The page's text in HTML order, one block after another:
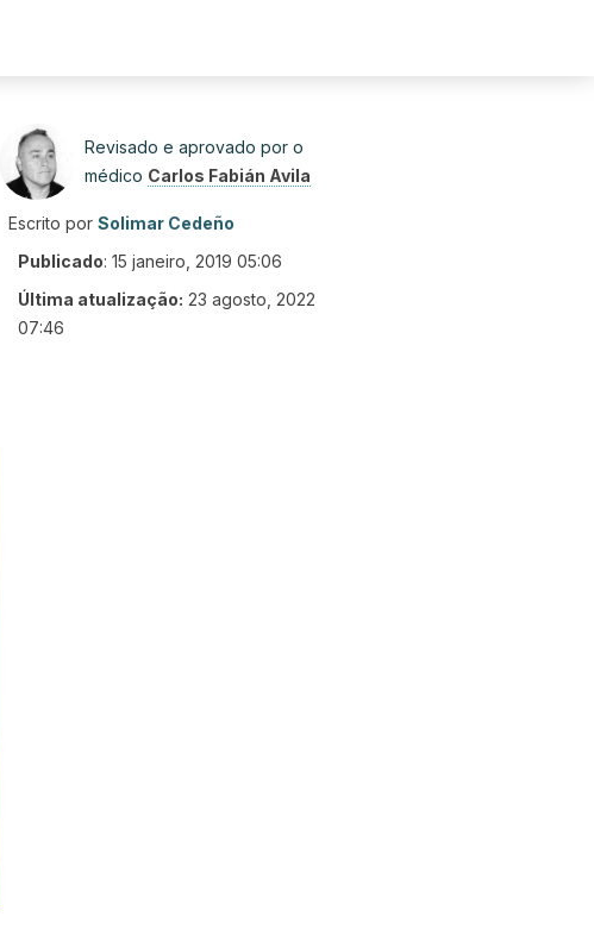
Revisado e aprovado por o
médico Carlos Fabián Avila
Escrito por Solimar Cedeño
Publicado: 15 janeiro, 2019 05:06
Última atualização: 23 agosto, 2022
07:46